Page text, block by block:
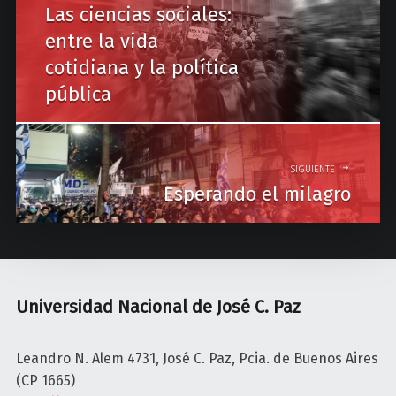
v
i
g
i
n
Las ciencias sociales:
entre la vida
cotidiana y la política
pública
SIGUIENTE
Esperando el milagro
Universidad Nacional de José C. Paz
Leandro N. Alem 4731, José C. Paz, Pcia. de Buenos Aires
(CP 1665)